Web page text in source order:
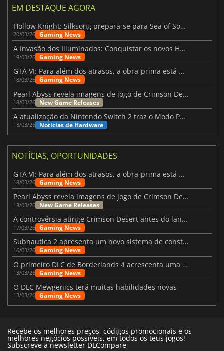
EM DESTAQUE AGORA
Hollow Knight: Silksong prepara-se para Sea of Sorrow com um patch
20/03/26 Gaming News
A Invasão dos Illuminados: Conquistar os novos Helldivers 2 Atualização!
19/03/26 Gaming News
GTA VI: Para além dos atrasos, a obra-prima está quase a chegar
18/03/26 Gaming News
Pearl Abyss revela imagens de jogo de Crimson Desert para a PS5
18/03/26 New Game Releases
A atualização da Nintendo Switch 2 traz o Modo Portátil aos jogos mais antigos da Switch
18/03/26 Notícias de Hardware
NOTÍCIAS, OPORTUNIDADES
GTA VI: Para além dos atrasos, a obra-prima está quase a chegar
18/03/26 Gaming News
Pearl Abyss revela imagens de jogo de Crimson Desert para a PS5
18/03/26 New Game Releases
A controvérsia atinge Crimson Desert antes do lançamento
17/03/26 Gaming News
Subnautica 2 apresenta um novo sistema de construção de bases
16/03/26 Gaming News
O primeiro DLC de Borderlands 4 acrescenta uma nova personagem e muito mais
13/03/26 Gaming News
O DLC Mewgenics terá muitas habilidades novas
13/03/26 Gaming News
Recebe os melhores preços, códigos promocionais e os
melhores negócios possíveis, em todos os teus jogos!
Subscreve a newsletter DLCompare